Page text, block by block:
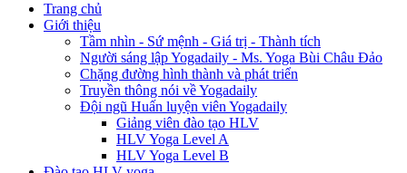
Trang chủ
Giới thiệu
Tầm nhìn - Sứ mệnh - Giá trị - Thành tích
Người sáng lập Yogadaily - Ms. Yoga Bùi Châu Đảo
Chặng đường hình thành và phát triển
Truyền thông nói về Yogadaily
Đội ngũ Huấn luyện viên Yogadaily
Giảng viên đào tạo HLV
HLV Yoga Level A
HLV Yoga Level B